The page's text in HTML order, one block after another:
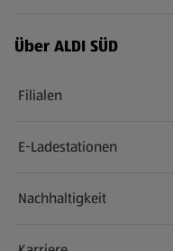
Über ALDI SÜD
Filialen
E-Ladestationen
Nachhaltigkeit